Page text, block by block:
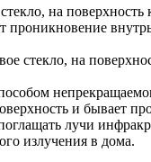
на
проникновение
стекло, на
и бывает
лучи
излучения в дома.